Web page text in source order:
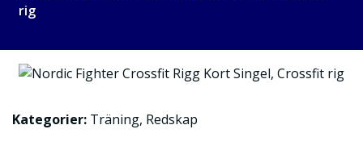
rig
Kategorier: Träning, Redskap